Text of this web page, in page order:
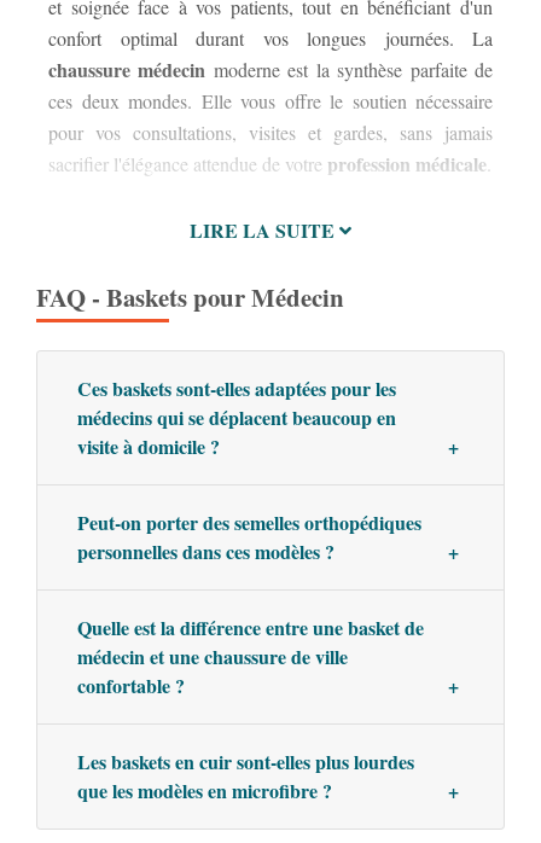
et soignée face à vos patients, tout en bénéficiant d'un
confort optimal durant vos longues journées. La
chaussure médecin moderne est la synthèse parfaite de
ces deux mondes. Elle vous offre le soutien nécessaire
pour vos consultations, visites et gardes, sans jamais
sacrifier l'élégance attendue de votre profession médicale
LIRE LA SUITE
FAQ - Baskets pour Médecin
Ces baskets sont-elles adaptées pour les
médecins qui se déplacent beaucoup en
visite à domicile ?
Peut-on porter des semelles orthopédiques
personnelles dans ces modèles ?
Quelle est la différence entre une basket de
médecin et une chaussure de ville
confortable ?
Les baskets en cuir sont-elles plus lourdes
que les modèles en microfibre ?